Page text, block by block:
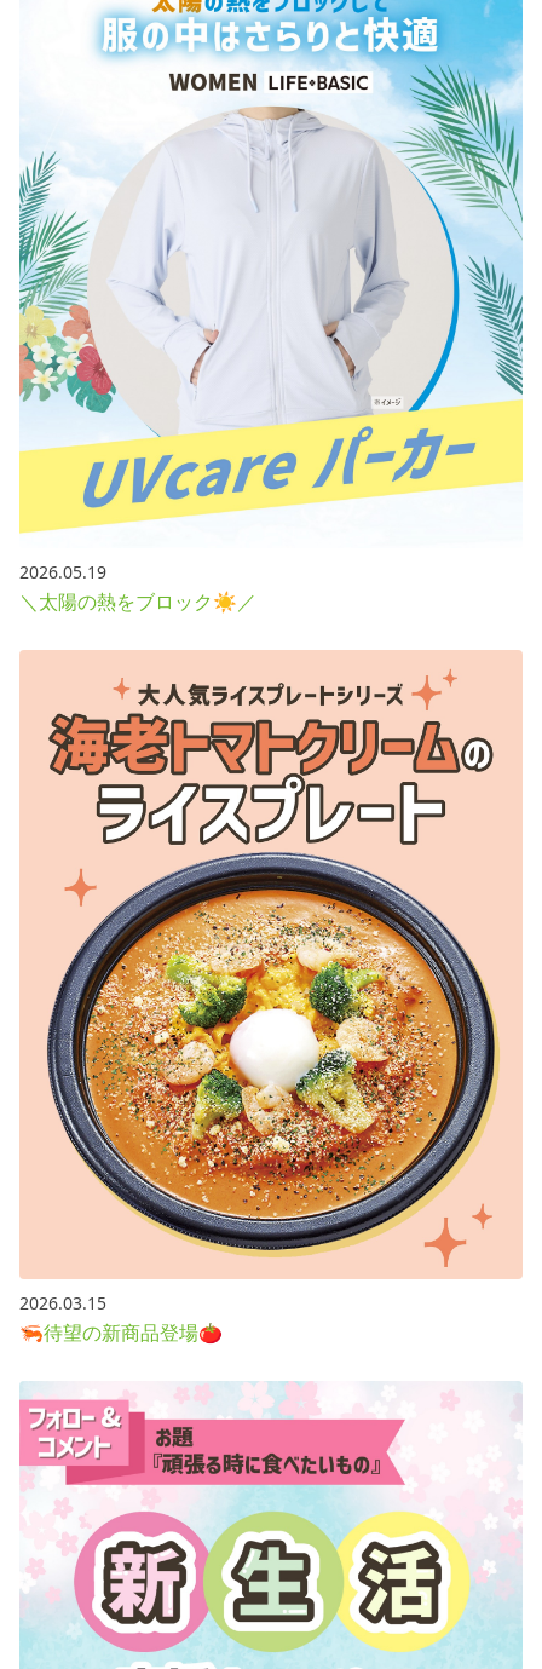
2026.05.19
＼太陽の熱をブロック☀／
2026.03.15
🦐待望の新商品登場🍅